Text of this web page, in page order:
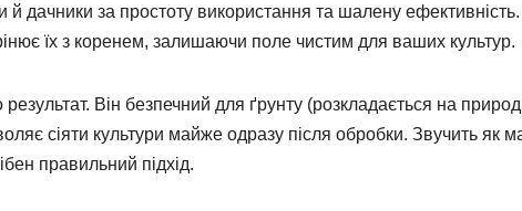
дачники за простоту використання та шалену ефективність.
їх з коренем, залишаючи поле чистим для ваших культур.
Він безпечний для ґрунту (розкладається на
сіяти культури майже одразу після обробки. Звучить як
правильний підхід.